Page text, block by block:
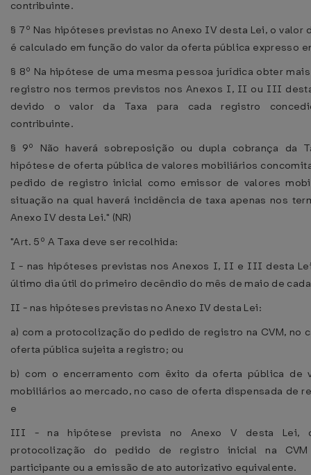
contribuinte.
§ 7º Nas hipóteses previstas no Anexo IV desta Lei, o valor
é calculado em função do valor da oferta pública expresso
§ 8º Na hipótese de uma mesma pessoa jurídica obter
registro nos termos previstos nos Anexos I, II ou III
devido o valor da Taxa para cada registro
contribuinte.
§ 9º Não haverá sobreposição ou dupla cobrança da
hipótese de oferta pública de valores mobiliários
pedido de registro inicial como emissor de valores
situação na qual haverá incidência de taxa apenas nos
Anexo IV desta Lei." (NR)
"Art. 5º A Taxa deve ser recolhida:
I - nas hipóteses previstas nos Anexos I, II e III desta
último dia útil do primeiro decêndio do mês de maio de
II - nas hipóteses previstas no Anexo IV desta Lei:
a) com a protocolização do pedido de registro na CVM, no
oferta pública sujeita a registro; ou
b) com o encerramento com êxito da oferta pública de
mobiliários ao mercado, no caso de oferta dispensada de
e
III - na hipótese prevista no Anexo V desta Lei,
protocolização do pedido de registro inicial na
participante ou a emissão de ato autorizativo equivalente.